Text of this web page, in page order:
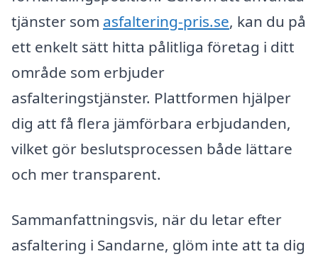
tjänster som asfaltering-pris.se, kan du på
ett enkelt sätt hitta pålitliga företag i ditt
område som erbjuder
asfalteringstjänster. Plattformen hjälper
dig att få flera jämförbara erbjudanden,
vilket gör beslutsprocessen både lättare
och mer transparent.
Sammanfattningsvis, när du letar efter
asfaltering i Sandarne, glöm inte att ta dig